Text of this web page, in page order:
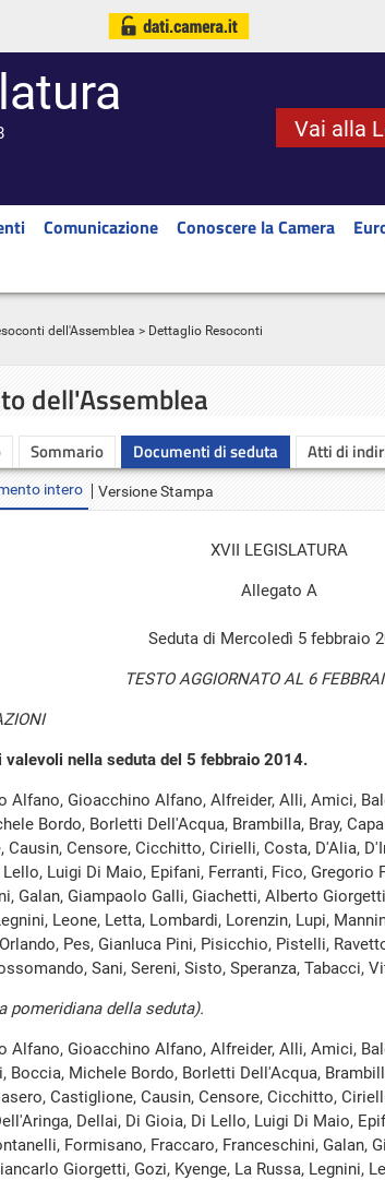
Vai alla
Comunicazione Conoscere la Camera
dell'Assemblea > Dettaglio Resoconti
dell'Assemblea
Sommario Documenti di seduta Atti di
intero Versione Stampa
XVII LEGISLATURA
Allegato A
Seduta di Mercoledì 5 febbraio
TESTO AGGIORNATO AL 6
valevoli nella seduta del 5 febbraio 2014.
Gioacchino Alfano, Alfreider, Alli, Amici,
Bordo, Borletti Dell'Acqua, Brambilla, Bray,
Causin, Censore, Cicchitto, Cirielli, Costa, D'Alia,
Lello, Luigi Di Maio, Epifani, Ferranti, Fico, Gregorio
Galan, Giampaolo Galli, Giachetti, Alberto
Leone, Letta, Lombardi, Lorenzin, Lupi,
Pes, Gianluca Pini, Pisicchio, Pistelli,
Sani, Sereni, Sisto, Speranza, Tabacci,
pomeridiana della seduta).
Gioacchino Alfano, Alfreider, Alli, Amici,
Boccia, Michele Bordo, Borletti Dell'Acqua,
Castiglione, Causin, Censore, Cicchitto,
Dellai, Di Gioia, Di Lello, Luigi Di Maio,
Formisano, Fraccaro, Franceschini, Galan,
Giorgetti, Gozi, Kyenge, La Russa, Legnini,